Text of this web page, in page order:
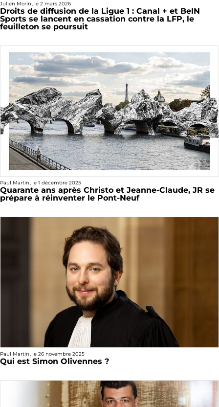
Julien Morin, le 2 mars 2026
Droits de diffusion de la Ligue 1 : Canal + et BeIN
Sports se lancent en cassation contre la LFP, le
feuilleton se poursuit
Paul Martin, le 1 décembre 2025
Quarante ans après Christo et Jeanne-Claude, JR se
prépare à réinventer le Pont-Neuf
Paul Martin, le 26 novembre 2025
Qui est Simon Olivennes ?